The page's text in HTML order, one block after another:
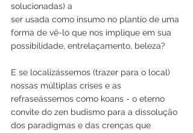
solucionadas) a
ser usada como insumo no plantio de uma
forma de vê-lo que nos implique em sua
possibilidade, entrelaçamento, beleza?
E se localizássemos (trazer para o local)
nossas múltiplas crises e as
refraseássemos como koans - o eterno
convite do zen budismo para a dissolução
dos paradigmas e das crenças que